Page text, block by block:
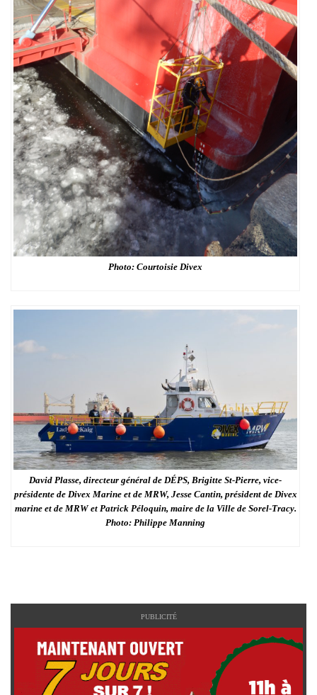
Photo: Courtoisie Divex
David Plasse, directeur général de DÉPS, Brigitte St-Pierre, vice-
présidente de Divex Marine et de MRW, Jesse Cantin, président de Divex
marine et de MRW et Patrick Péloquin, maire de la Ville de Sorel-Tracy.
Photo: Philippe Manning
PUBLICITÉ